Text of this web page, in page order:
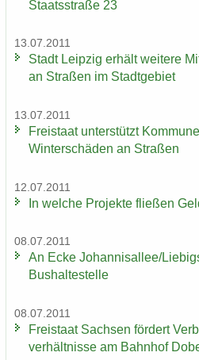
Staats­stra­ße 23
13.07.2011
Stadt Leip­zig er­hält wei­te­re
an Stra­ßen im Stadt­ge­biet
13.07.2011
Frei­staat un­ter­stützt
Win­ter­schä­den an Stra­ßen
12.07.2011
In wel­che Pro­jek­te flie­ßen
08.07.2011
An Ecke Jo­han­ni­s­al­lee/
Bus­hal­te­stel­le
08.07.2011
Frei­staat Sach­sen för­dert
ver­hält­nis­se am Bahn­hof